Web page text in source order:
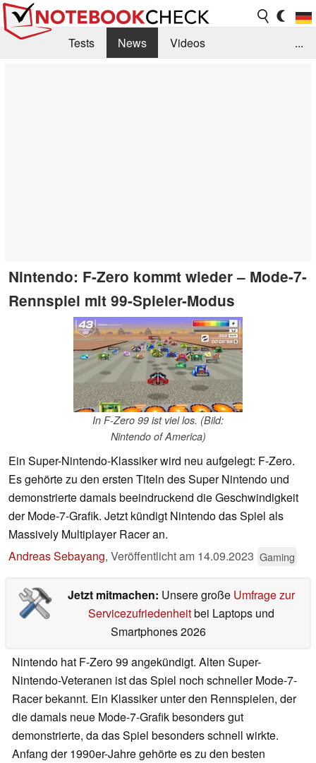
Tests News
Videos
...
Nintendo: F-Zero kommt wieder – Mode-7-
Rennspiel mit 99-Spieler-Modus
In F-Zero 99 ist viel los. (Bild:
Nintendo of America)
Ein Super-Nintendo-Klassiker wird neu aufgelegt: F-Zero.
Es gehörte zu den ersten Titeln des Super Nintendo und
demonstrierte damals beeindruckend die Geschwindigkeit
der Mode-7-Grafik. Jetzt kündigt Nintendo das Spiel als
Massively Multiplayer Racer an.
Andreas Sebayang, Veröffentlicht am 14.09.2023 Gaming
Jetzt mitmachen: Unsere große Umfrage zur
Servicezufriedenheitbei Laptops und
Smartphones 2026
Nintendo hat F-Zero 99 angekündigt. Alten Super-
Nintendo-Veteranen ist das Spiel noch schneller Mode-7-
Racer bekannt. Ein Klassiker unter den Rennspielen, der
die damals neue Mode-7-Grafik besonders gut
demonstrierte, da das Spiel besonders schnell wirkte.
Anfang der 1990er-Jahre gehörte es zu den besten